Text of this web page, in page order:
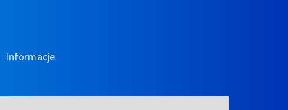
Informacje